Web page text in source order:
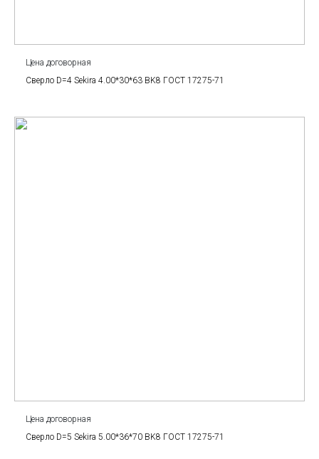
Цена договорная
Сверло D=4 Sekira 4.00*30*63 BK8 ГОСТ 17275-71
Цена договорная
Сверло D=5 Sekira 5.00*36*70 BK8 ГОСТ 17275-71